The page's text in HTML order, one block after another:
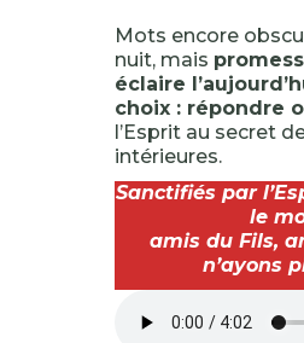
Mots encore
nuit, mais
éclaire
choix : répondre
l’Esprit au secret
intérieures.
Sanctifiés par
le
amis du Fils,
n’ayons